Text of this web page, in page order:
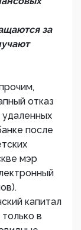
за
отказ
удаленных
после
мэр
капитал
в